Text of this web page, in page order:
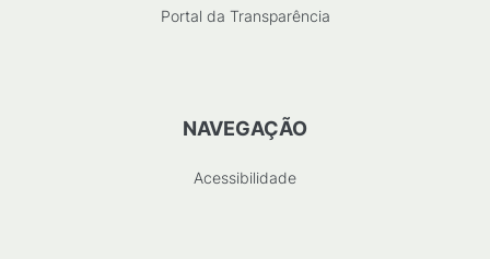
Portal da Transparência
NAVEGAÇÃO
Acessibilidade